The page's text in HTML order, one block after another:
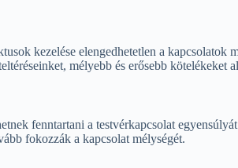
kezelése elengedhetetlen a
mélyebb és erősebb kötelékeket
fenntartani a testvérkapcsolat
fokozzák a kapcsolat mélységét.